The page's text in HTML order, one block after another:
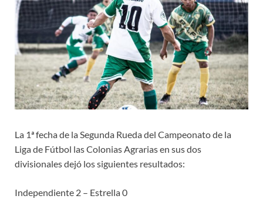
La 1ª fecha de la Segunda Rueda del Campeonato de la
Liga de Fútbol las Colonias Agrarias en sus dos
divisionales dejó los siguientes resultados:
Independiente 2 – Estrella 0